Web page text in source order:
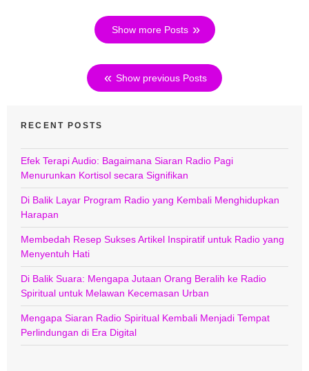
Show more Posts
Show previous Posts
RECENT POSTS
Efek Terapi Audio: Bagaimana Siaran Radio Pagi
Menurunkan Kortisol secara Signifikan
Di Balik Layar Program Radio yang Kembali Menghidupkan
Harapan
Membedah Resep Sukses Artikel Inspiratif untuk Radio yang
Menyentuh Hati
Di Balik Suara: Mengapa Jutaan Orang Beralih ke Radio
Spiritual untuk Melawan Kecemasan Urban
Mengapa Siaran Radio Spiritual Kembali Menjadi Tempat
Perlindungan di Era Digital